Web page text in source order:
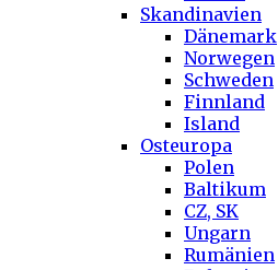
Skandinavien
Dänemark
Norwegen
Schweden
Finnland
Island
Osteuropa
Polen
Baltikum
CZ, SK
Ungarn
Rumänien